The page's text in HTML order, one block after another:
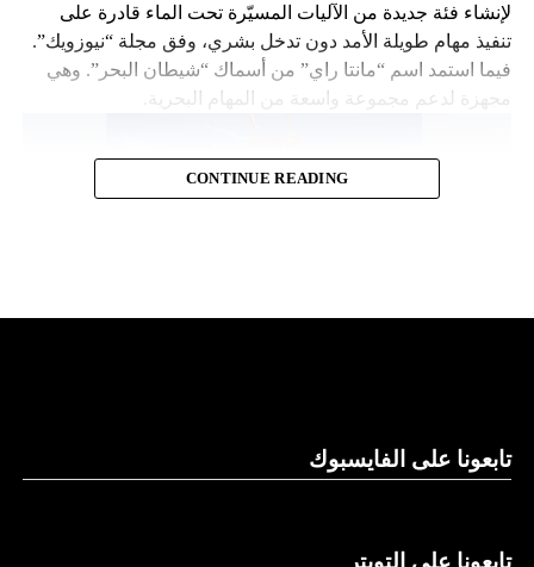
لإنشاء فئة جديدة من الآليات المسيّرة تحت الماء قادرة على
تنفيذ مهام طويلة الأمد دون تدخل بشري، وفق مجلة “نيوزويك”.
فيما استمد اسم “مانتا راي” من أسماك “شيطان البحر”. وهي
مجهزة لدعم مجموعة واسعة من المهام البحرية.
وتقول “نورثروب غرومان”، وهي تكتل للصناعات الجوية
الطاقة التي تسمح لها بالرسو في قاع البحر و”السبات” في حالة
CONTINUE READING
تابعونا على الفايسبوك
تابعونا على التويتر